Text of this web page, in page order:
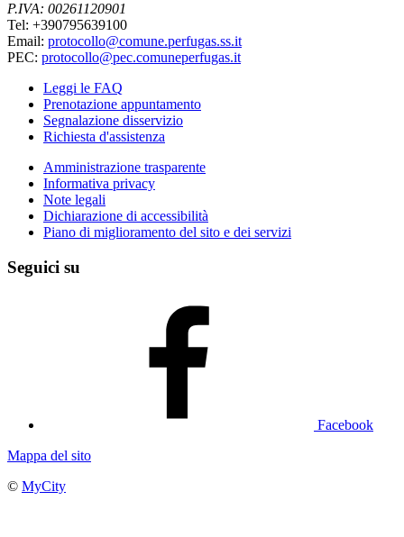
P.IVA: 00261120901
Tel: +390795639100
Email: protocollo@comune.perfugas.ss.it
PEC: protocollo@pec.comuneperfugas.it
Leggi le FAQ
Prenotazione appuntamento
Segnalazione disservizio
Richiesta d'assistenza
Amministrazione trasparente
Informativa privacy
Note legali
Dichiarazione di accessibilità
Piano di miglioramento del sito e dei servizi
Seguici su
Facebook
Mappa del sito
© MyCity